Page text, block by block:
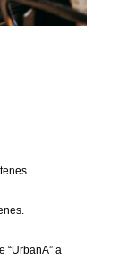
“UrbanA” a